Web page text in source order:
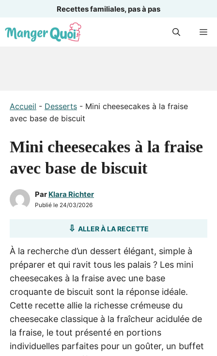
Recettes familiales, pas à pas
au
Accueil - Desserts - Mini cheesecakes à la fraise
avec base de biscuit
Mini cheesecakes à la fraise
avec base de biscuit
Par Klara Richter
Publié le 24/03/2026
ALLER À LA RECETTE
À la recherche d’un dessert élégant, simple à
préparer et qui ravit tous les palais ? Les mini
cheesecakes à la fraise avec une base
croquante de biscuit sont la réponse idéale.
Cette recette allie la richesse crémeuse du
cheesecake classique à la fraîcheur acidulée de
la fraise, le tout présenté en portions
individuelles parfaites pour un goûter, un buffet